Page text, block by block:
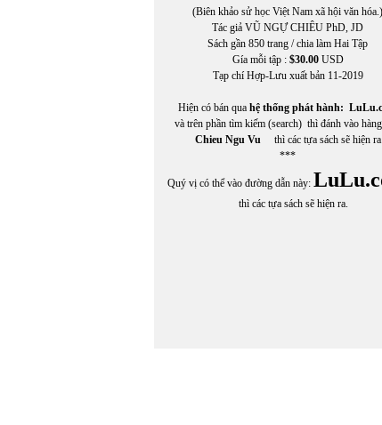
HOÀNG KHỞI PHONG
HOÀNG LIÊN TÂM
HOÀNG MAI ĐẠT
Hoàng Ngọc Nguyên
HOÀNG NGỌC THƯ
HOÀNG THANH HƯƠNG
Hoàng Thị Bích Hà
HOÀNG THI THẢO
Hoàng Thụy Anh
HOÀNG VĂN THUẤN
(Biên khảo sử học Việt Nam xã hội văn hóa.)
Tác giả VŨ NGỰ CHIÊU PhD, JD
Sách gần 850 trang / chia làm Hai Tập
Gía mỗi tập : $30.00USD
Tạp chí Hợp-Lưu xuất bản 11-2019
Hiện có bán qua hệ thống phát hành:
và trên phần tìm kiếm (search) thì đánh vào
Chieu Ngu Vu thì các tựa sách sẽ hiện ra.
***
Quý vị có thể vào đường dẫn này:
thì các tựa sách sẽ hiện ra.